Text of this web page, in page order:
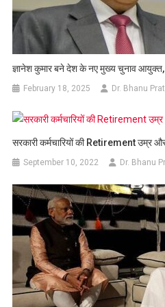
ज्ञानेश कुमार बने देश के नए मुख्य चुनाव
February 18, 2025 Dr. Bhanu
सरकारी कर्मचारियों की Retirement उम्र
September 10, 2022 Dr. Bhanu